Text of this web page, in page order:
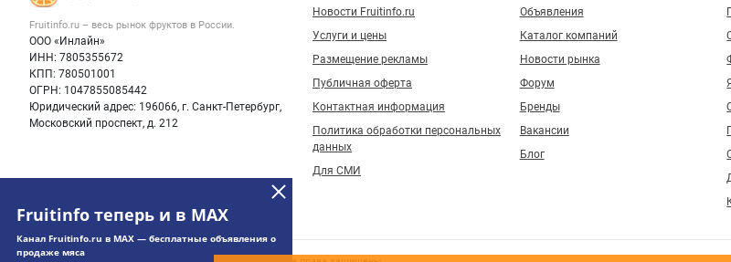
Fruitinfo теперь и в MAX
Канал Fruitinfo.ru в MAX — бесплатные объявления о
продаже мяса
Fruitinfo.ru – весь рынок фруктов в России.
ООО «Инлайн»
ИНН: 7805355672
КПП: 780501001
ОГРН: 1047855085442
Юридический адрес: 196066, г. Санкт-Петербург,
Московский проспект, д. 212
Новости Fruitinfo.ru
Услуги и цены
Размещение рекламы
Публичная оферта
Контактная информация
Политика обработки персональных
данных
Для СМИ
Объявления
Каталог компаний
Новости рынка
Форум
Бренды
Вакансии
Блог